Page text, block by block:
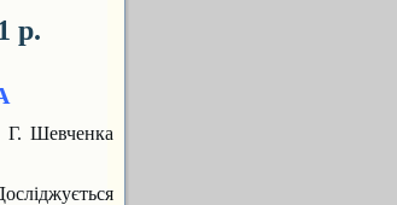
р.
Г. Шевченка